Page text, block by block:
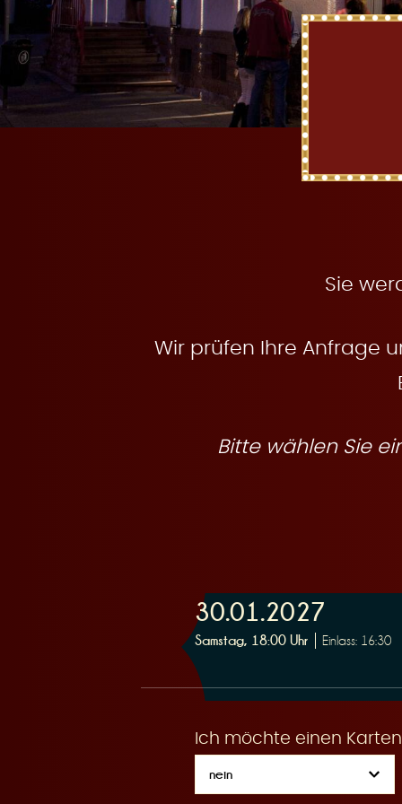
t
Sie
Wir prüfen Ihre Anfrage
Bitte wählen Sie
30.01.2027
Samstag, 18:00 Uhr Einlass: 16:30
Ich möchte einen